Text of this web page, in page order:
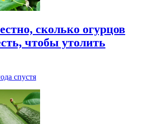
сколько огурцов
чтобы утолить
спустя